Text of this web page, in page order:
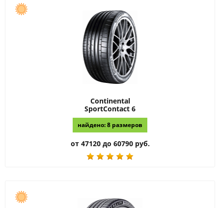
Continental
SportContact 6
найдено: 8 размеров
от 47120 до 60790 руб.